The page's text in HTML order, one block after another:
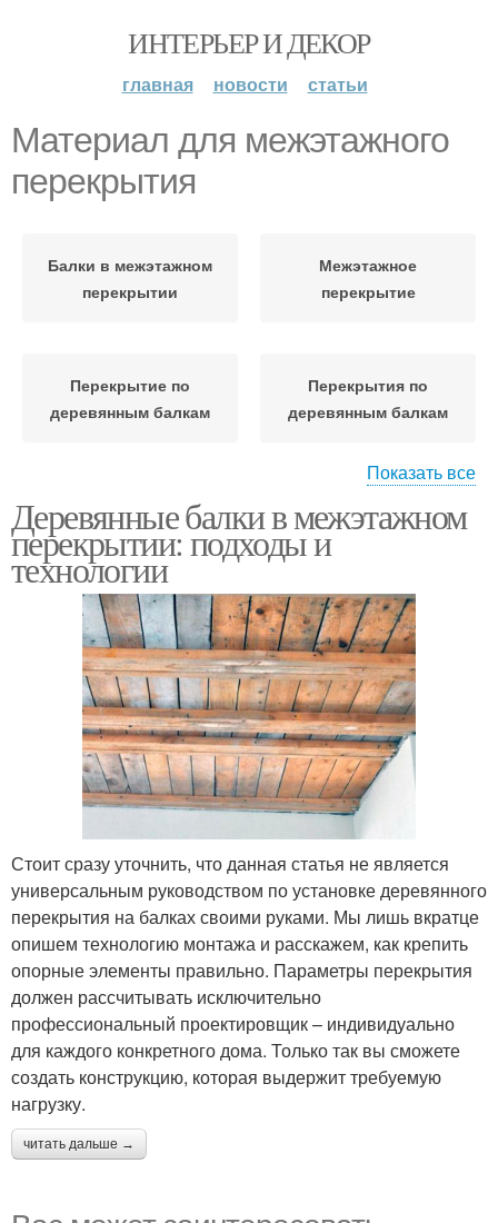
ИНТЕРЬЕР И ДЕКОР
главная новости статьи
Материал для межэтажного
перекрытия
Балки в межэтажном
перекрытии
Межэтажное
перекрытие
Перекрытие по
деревянным балкам
Перекрытия по
деревянным балкам
Балки для межэтажного
перекрытия
перекрытия
Показать все
Деревянные балки в межэтажном
перекрытии: подходы и
технологии
Стоит сразу уточнить, что данная статья не является
универсальным руководством по установке деревянного
перекрытия на балках своими руками. Мы лишь вкратце
опишем технологию монтажа и расскажем, как крепить
опорные элементы правильно. Параметры перекрытия
должен рассчитывать исключительно
профессиональный проектировщик – индивидуально
для каждого конкретного дома. Только так вы сможете
создать конструкцию, которая выдержит требуемую
нагрузку.
читать дальше →